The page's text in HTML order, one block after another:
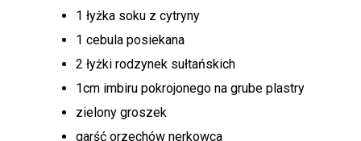
1 łyżka soku z cytryny
1 cebula posiekana
2 łyżki rodzynek sułtańskich
1cm imbiru pokrojonego na grube plastry
zielony groszek
garść orzechów nerkowca